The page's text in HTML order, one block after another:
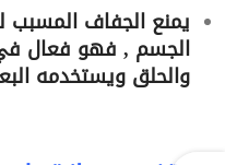
يمنع الجفاف المسبب
الجسم , فهو فعال
والحلق ويستخدمه